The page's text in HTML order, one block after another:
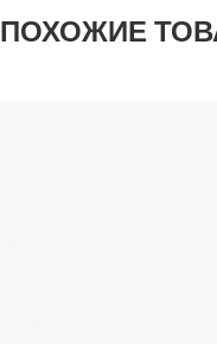
ПОХОЖИЕ